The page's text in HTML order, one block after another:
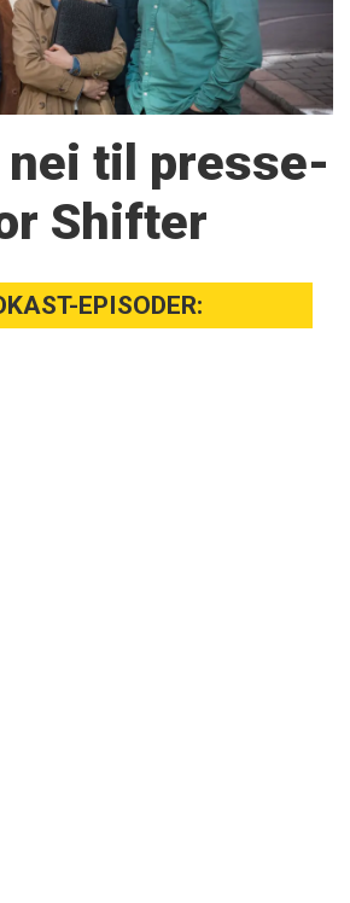
nei til presse­
Shifter
EPISODER: